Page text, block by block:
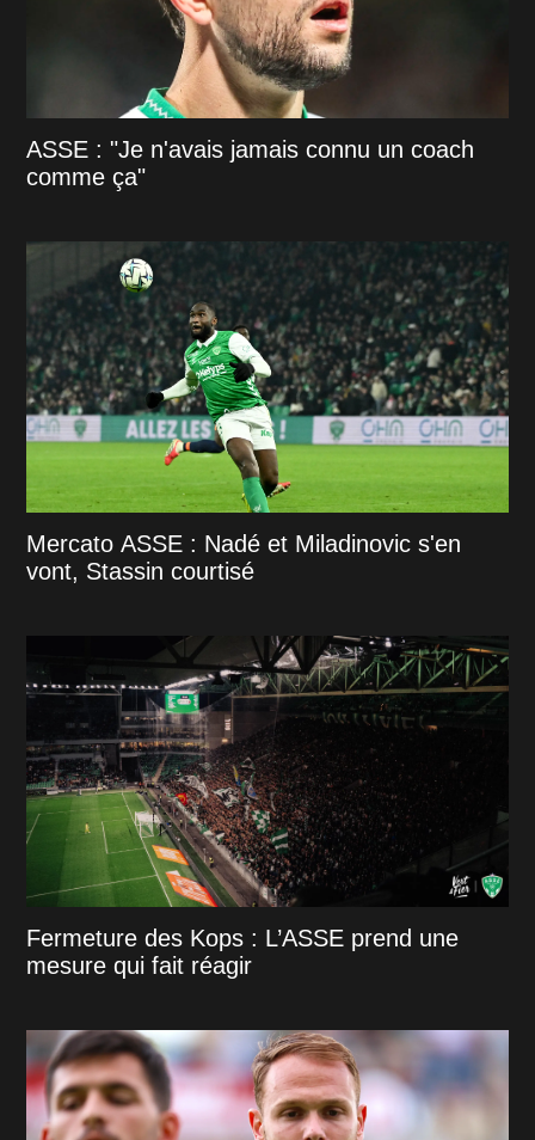
ASSE : "Je n'avais jamais connu un coach
comme ça"
Mercato ASSE : Nadé et Miladinovic s'en
vont, Stassin courtisé
Fermeture des Kops : L’ASSE prend une
mesure qui fait réagir